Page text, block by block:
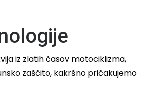
iz zlatih časov motociklizma,
zaščito, kakršno pričakujemo